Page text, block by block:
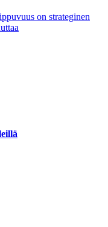
on strateginen